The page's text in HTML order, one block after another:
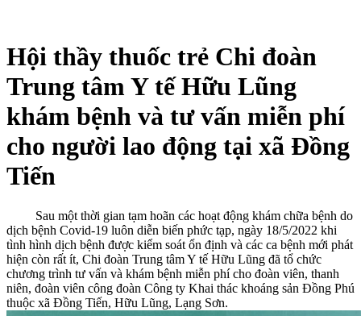
Hội thầy thuốc trẻ Chi đoàn
Trung tâm Y tế Hữu Lũng
khám bệnh và tư vấn miễn phí
cho người lao động tại xã Đồng
Tiến
Sau một thời gian tạm hoãn các hoạt động khám chữa bệnh do
dịch bệnh Covid-19 luôn diễn biến phức tạp, ngày 18/5/2022 khi
tình hình dịch bệnh được kiểm soát ổn định và các ca bệnh mới phát
hiện còn rất ít, Chi đoàn Trung tâm Y tế Hữu Lũng đã tổ chức
chương trình tư vấn và khám bệnh miễn phí cho đoàn viên, thanh
niên, đoàn viên công đoàn Công ty Khai thác khoáng sản Đồng Phú
thuộc xã Đồng Tiến, Hữu Lũng, Lạng Sơn.